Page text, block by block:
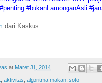
#bukanLamonganAsli
dari Kaskus
at Maret 31, 2014
aktivitas algoritma makan soto